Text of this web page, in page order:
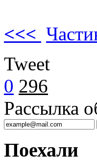
<<<
Tweet
0 296
Рассылка
Поехали